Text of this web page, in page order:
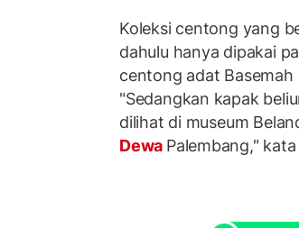
Koleksi centong yang
dahulu hanya dipakai
centong adat
"Sedangkan kapak
dilihat di museum
Dewa Palembang,"